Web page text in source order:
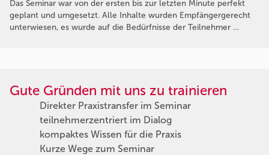
Das Seminar war von der ersten bis zur letzten Minute perfekt
geplant und umgesetzt. Alle Inhalte wurden Empfängergerecht
unterwiesen, es wurde auf die Bedürfnisse der Teilnehmer …
Gute Gründen mit uns zu trainieren
Direkter Praxistransfer im Seminar
teilnehmerzentriert im Dialog
kompaktes Wissen für die Praxis
Kurze Wege zum Seminar